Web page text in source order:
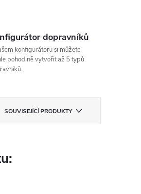
dopravníků
konfigurátoru si můžete
pohodlně vytvořit až 5 typů
SOUVISEJÍCÍ PRODUKTY